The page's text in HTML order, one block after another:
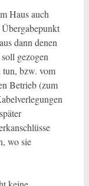
Haus auch
dann denen
gezogen
tun, bzw. vom
Betrieb (zum
wo sie